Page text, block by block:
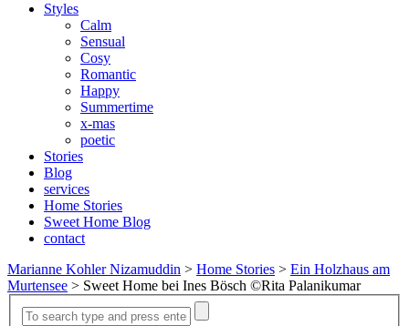
Styles
Calm
Sensual
Cosy
Romantic
Happy
Summertime
x-mas
poetic
Stories
Blog
services
Home Stories
Sweet Home Blog
contact
Marianne Kohler Nizamuddin > Home Stories > Ein Holzhaus am
Murtensee > Sweet Home bei Ines Bösch ©Rita Palanikumar